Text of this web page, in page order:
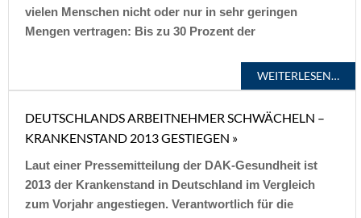
vielen Menschen nicht oder nur in sehr geringen
Mengen vertragen: Bis zu 30 Prozent der
WEITERLESEN…
DEUTSCHLANDS ARBEITNEHMER SCHWÄCHELN –
KRANKENSTAND 2013 GESTIEGEN »
Laut einer Pressemitteilung der DAK-Gesundheit ist
2013 der Krankenstand in Deutschland im Vergleich
zum Vorjahr angestiegen. Verantwortlich für die